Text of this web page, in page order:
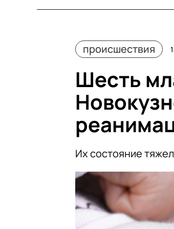
происшествия
Шесть
Их состояние